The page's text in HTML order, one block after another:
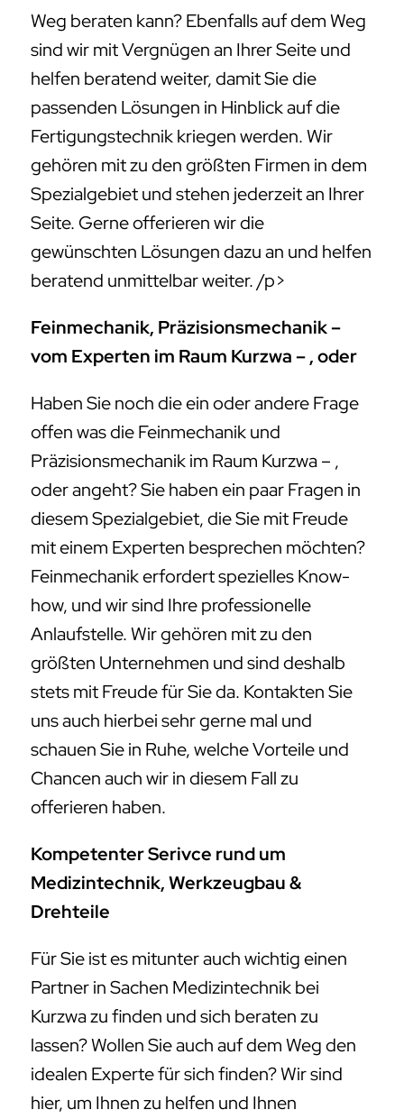
Weg beraten kann? Ebenfalls auf dem Weg
sind wir mit Vergnügen an Ihrer Seite und
helfen beratend weiter, damit Sie die
passenden Lösungen in Hinblick auf die
Fertigungstechnik kriegen werden. Wir
gehören mit zu den größten Firmen in dem
Spezialgebiet und stehen jederzeit an Ihrer
Seite. Gerne offerieren wir die
gewünschten Lösungen dazu an und helfen
beratend unmittelbar weiter. /p>
Feinmechanik, Präzisionsmechanik –
vom Experten im Raum Kurzwa – , oder
Haben Sie noch die ein oder andere Frage
offen was die Feinmechanik und
Präzisionsmechanik im Raum Kurzwa – ,
oder angeht? Sie haben ein paar Fragen in
diesem Spezialgebiet, die Sie mit Freude
mit einem Experten besprechen möchten?
Feinmechanik erfordert spezielles Know-
how, und wir sind Ihre professionelle
Anlaufstelle. Wir gehören mit zu den
größten Unternehmen und sind deshalb
stets mit Freude für Sie da. Kontakten Sie
uns auch hierbei sehr gerne mal und
schauen Sie in Ruhe, welche Vorteile und
Chancen auch wir in diesem Fall zu
offerieren haben.
Kompetenter Serivce rund um
Medizintechnik, Werkzeugbau &
Drehteile
Für Sie ist es mitunter auch wichtig einen
Partner in Sachen Medizintechnik bei
Kurzwa zu finden und sich beraten zu
lassen? Wollen Sie auch auf dem Weg den
idealen Experte für sich finden? Wir sind
hier, um Ihnen zu helfen und Ihnen